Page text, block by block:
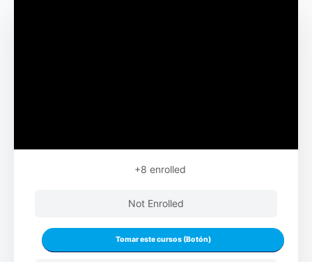
+8 enrolled
Not Enrolled